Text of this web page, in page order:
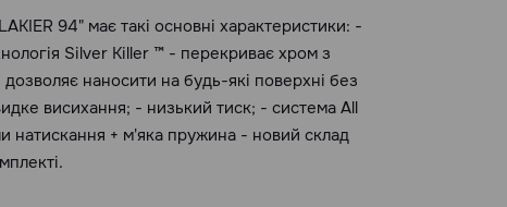
94" має такі основні характеристики: -
Silver Killer ™ - перекриває хром з
наносити на будь-які поверхні без
висихання; - низький тиск; - система All
натискання + м'яка пружина - новий склад